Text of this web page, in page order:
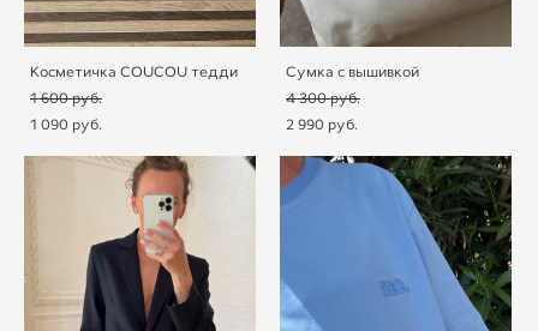
Косметичка COUCOU тедди
1 600 pуб.
1 090 pуб.
Сумка с вышивкой
4 300 pуб.
2 990 pуб.